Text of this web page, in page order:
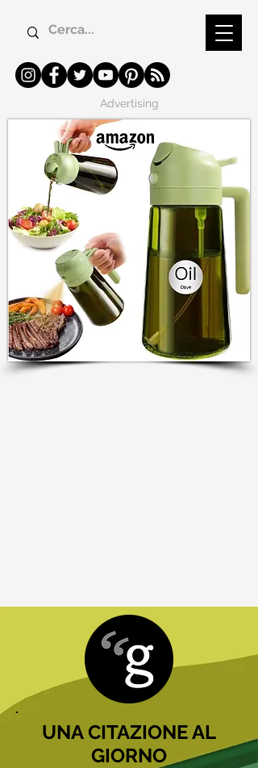
Advertising
UNA CITAZIONE AL
GIORNO